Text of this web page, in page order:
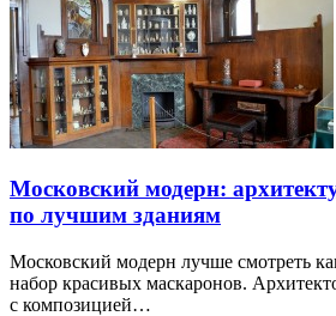
Московский модерн:
по лучшим зданиям
Московский модерн лучше смотреть
набор красивых маскаронов.
с композицией…